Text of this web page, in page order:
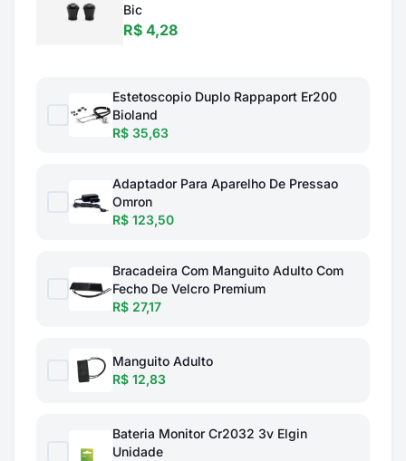
Bic
R$ 4,28
Estetoscopio Duplo Rappaport Er200
Bioland
R$ 35,63
Adaptador Para Aparelho De Pressao
Omron
R$ 123,50
Bracadeira Com Manguito Adulto Com
Fecho De Velcro Premium
R$ 27,17
Manguito Adulto
R$ 12,83
Bateria Monitor Cr2032 3v Elgin
Unidade